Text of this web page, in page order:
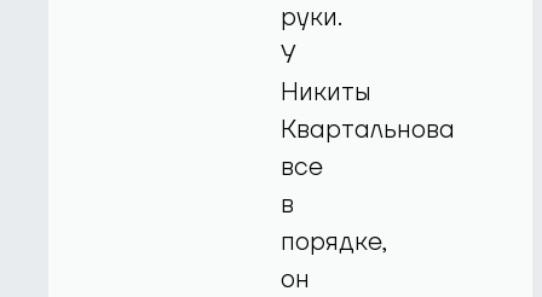
руки.
У
Никиты
Квартальнова
все
в
порядке,
он